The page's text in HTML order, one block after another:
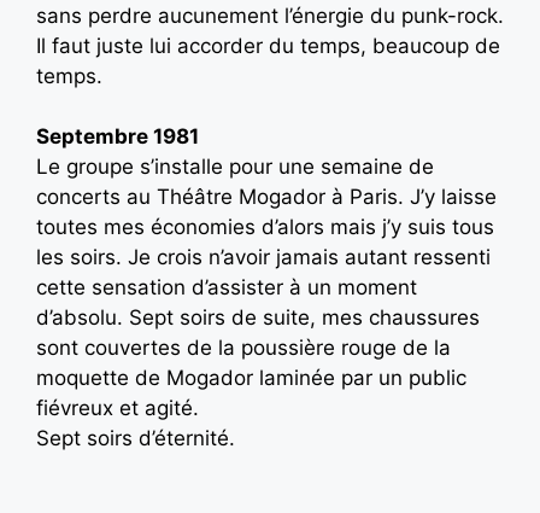
sans perdre aucunement l’énergie du punk-rock.
Il faut juste lui accorder du temps, beaucoup de
temps.
Septembre 1981
Le groupe s’installe pour une semaine de
concerts au Théâtre Mogador à Paris. J’y laisse
toutes mes économies d’alors mais j’y suis tous
les soirs. Je crois n’avoir jamais autant ressenti
cette sensation d’assister à un moment
d’absolu. Sept soirs de suite, mes chaussures
sont couvertes de la poussière rouge de la
moquette de Mogador laminée par un public
fiévreux et agité.
Sept soirs d’éternité.